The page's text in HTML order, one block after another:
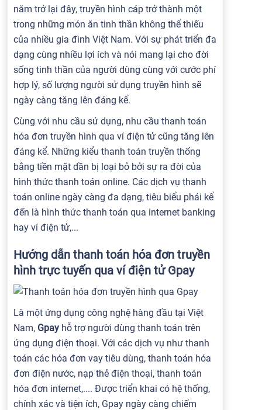
năm trở lại đây, truyền hình cáp trở thành một
trong những món ăn tinh thần không thể thiếu
của nhiều gia đình Việt Nam. Với sự phát triển đa
dạng cùng nhiều lợi ích và nói mang lại cho đời
sống tinh thần của người dùng cùng với cước phí
hợp lý, số lượng người sử dụng truyền hình sẽ
ngày càng tăng lên đáng kể.
Cùng với nhu cầu sử dụng, nhu cầu thanh toán
hóa đơn truyền hình qua ví điện tử cũng tăng lên
đáng kể. Những kiểu thanh toán truyền thống
bằng tiền mặt dần bị loại bỏ bởi sự ra đời của
hình thức thanh toán online. Các dịch vụ thanh
toán online ngày càng đa dạng, tiêu biểu phải kể
đến là hình thức thanh toán qua internet banking
hay ví điện tử,...
Hướng dẫn thanh toán hóa đơn truyền
hình trực tuyến qua ví điện tử Gpay
Là một ứng dụng công nghệ hàng đầu tại Việt
Nam, Gpay hỗ trợ người dùng thanh toán trên
ứng dụng điện thoại. Với các dịch vụ như thanh
toán các hóa đơn vay tiêu dùng, thanh toán hóa
đơn điện nước, nạp thẻ điện thoại, thanh toán
hóa đơn internet,.... Được triển khai có hệ thống,
chính xác và tiện ích, Gpay ngày càng chiếm